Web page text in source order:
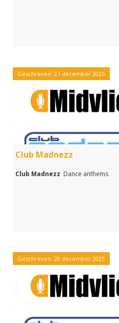
Geschreven: 27 december 2025
Club Madnezz
Club Madnezz Dance anthems
Geschreven: 20 december 2025